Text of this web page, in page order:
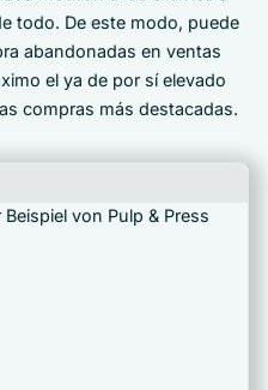
todo. De este modo, puede
abandonadas en ventas
el ya de por sí elevado
compras más destacadas.